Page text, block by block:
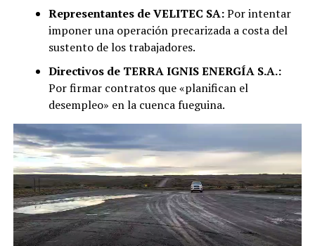
Representantes de VELITEC SA:Por intentar
imponer una operación precarizada a costa del
sustento de los trabajadores.
Directivos de TERRA IGNIS ENERGÍA S.A.:
Por firmar contratos que «planifican el
desempleo» en la cuenca fueguina.